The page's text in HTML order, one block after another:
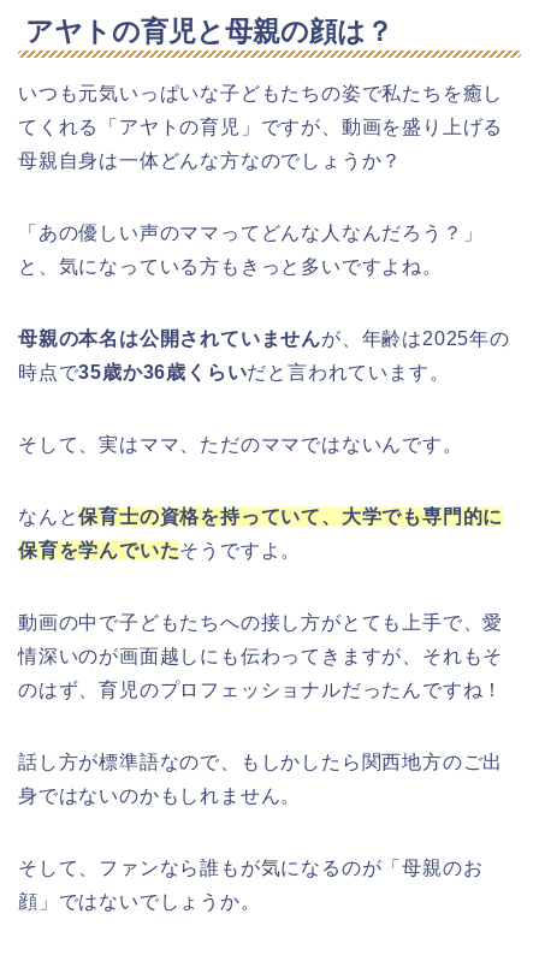
アヤトの育児と母親の顔は？
いつも元気いっぱいな子どもたちの姿で私たちを癒し
てくれる「アヤトの育児」ですが、動画を盛り上げる
母親自身は一体どんな方なのでしょうか？
「あの優しい声のママってどんな人なんだろう？」
と、気になっている方もきっと多いですよね。
母親の本名は公開されていませんが、年齢は2025年の
時点で35歳か36歳くらいだと言われています。
そして、実はママ、ただのママではないんです。
なんと保育士の資格を持っていて、大学でも専門的に
保育を学んでいたそうですよ。
動画の中で子どもたちへの接し方がとても上手で、愛
情深いのが画面越しにも伝わってきますが、それもそ
のはず、育児のプロフェッショナルだったんですね！
話し方が標準語なので、もしかしたら関西地方のご出
身ではないのかもしれません。
そして、ファンなら誰もが気になるのが「母親のお
顔」ではないでしょうか。